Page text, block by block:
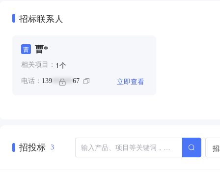
招标联系人
曹 曹*
相关项目： 1个
电话： 139 ****** 67 立即查看
招投标 3